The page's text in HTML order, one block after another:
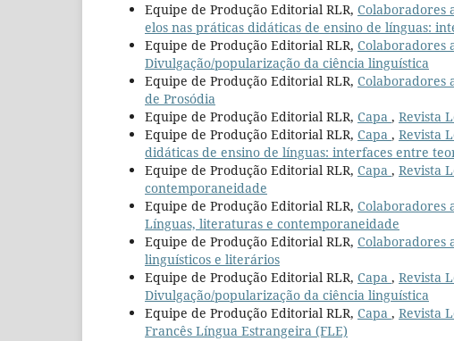
Equipe de Produção Editorial RLR, Colaboradores
elos nas práticas didáticas de ensino de línguas:
Equipe de Produção Editorial RLR, Colaboradores
Divulgação/popularização da ciência linguística
Equipe de Produção Editorial RLR, Colaboradores
de Prosódia
Equipe de Produção Editorial RLR, Capa , Revista
Equipe de Produção Editorial RLR, Capa , Revista
didáticas de ensino de línguas: interfaces entre
Equipe de Produção Editorial RLR, Capa , Revista
contemporaneidade
Equipe de Produção Editorial RLR, Colaboradores
Línguas, literaturas e contemporaneidade
Equipe de Produção Editorial RLR, Colaboradores
linguísticos e literários
Equipe de Produção Editorial RLR, Capa , Revista
Divulgação/popularização da ciência linguística
Equipe de Produção Editorial RLR, Capa , Revista
Francês Língua Estrangeira (FLE)